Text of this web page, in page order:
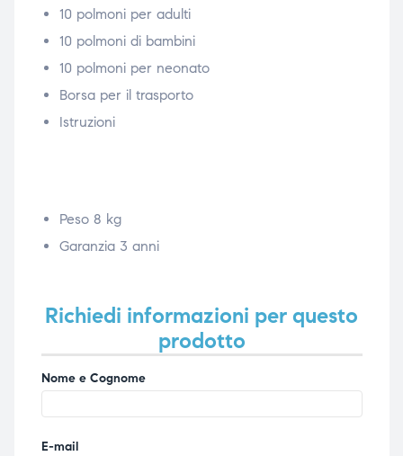
10 polmoni per adulti
10 polmoni di bambini
10 polmoni per neonato
Borsa per il trasporto
Istruzioni
Peso 8 kg
Garanzia 3 anni
Richiedi informazioni per questo
prodotto
Nome e Cognome
E-mail